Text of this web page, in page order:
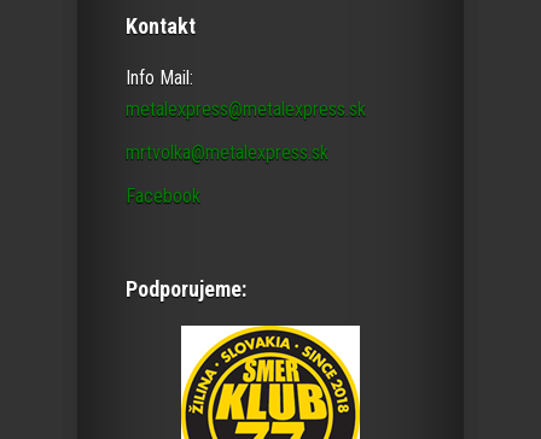
Kontakt
Info Mail:
metalexpress@metalexpress.sk
mrtvolka@metalexpress.sk
Facebook
Podporujeme: